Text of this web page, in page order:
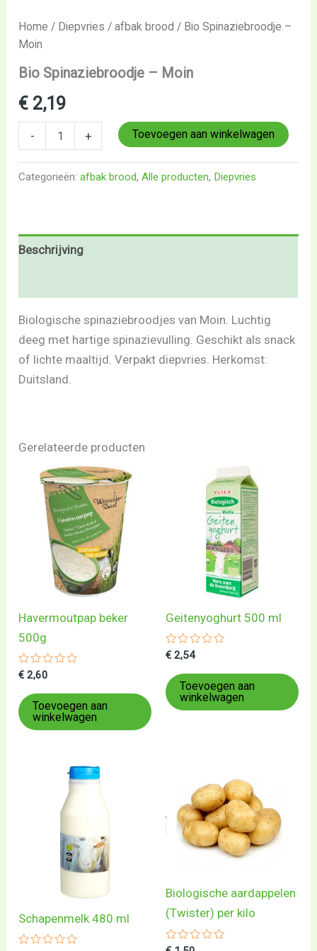
Home / Diepvries /afbak brood / Bio Spinaziebroodje –
Moin
Bio Spinaziebroodje – Moin
€ 2,19
- + Toevoegen aan winkelwagen
Categorieën:afbak brood,Alle producten, Diepvries
Beschrijving
Biologische spinaziebroodjes van Moin. Luchtig
deeg met hartige spinazievulling. Geschikt als snack
of lichte maaltijd. Verpakt diepvries. Herkomst:
Duitsland.
Gerelateerde producten
Havermoutpap beker
500g
Gewaardeerd
uit
5
€ 2,60
Toevoegen aan
winkelwagen
Geitenyoghurt 500 ml
Gewaardeerd
uit
5
€ 2,54
Toevoegen aan
winkelwagen
Schapenmelk 480 ml
Biologische aardappelen
(Twister) per kilo